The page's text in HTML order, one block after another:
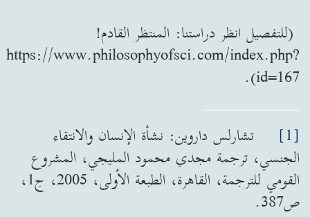
(للتفصيل انظر دراستنا: المنتظر القادم!
https://www.philosophyofsci.com/index.php?
id=167).
[1]
تشارلس داروين: نشأة الإنسان والانتقاء
الجنسي، ترجمة مجدي محمود المليجي، المشروع
القومي للترجمة، القاهرة، الطبعة الأولى، 2005، ج1،
ص387.